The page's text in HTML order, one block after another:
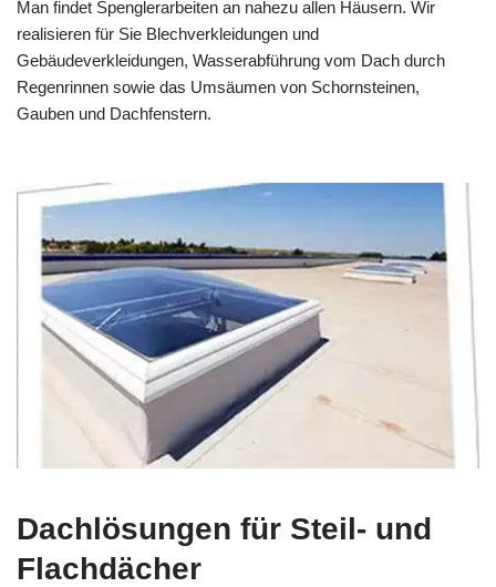
Man findet Spenglerarbeiten an nahezu allen Häusern. Wir
realisieren für Sie Blechverkleidungen und
Gebäudeverkleidungen, Wasserabführung vom Dach durch
Regenrinnen sowie das Umsäumen von Schornsteinen,
Gauben und Dachfenstern.
Dachlösungen für Steil- und
Flachdächer